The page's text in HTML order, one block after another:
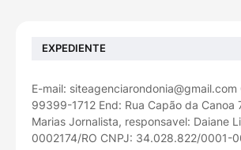
EXPEDIENTE
E-mail:
99399-1712 End: Rua Capão da Canoa
Marias Jornalista, responsavel: Daiane
0002174/RO CNPJ: 34.028.822/0001-